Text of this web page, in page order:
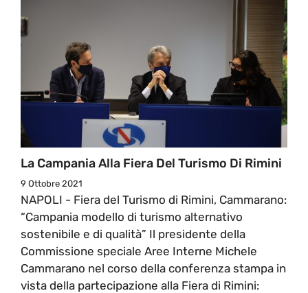
La Campania Alla Fiera Del Turismo Di Rimini
9 Ottobre 2021
NAPOLI - Fiera del Turismo di Rimini, Cammarano:
“Campania modello di turismo alternativo
sostenibile e di qualità” Il presidente della
Commissione speciale Aree Interne Michele
Cammarano nel corso della conferenza stampa in
vista della partecipazione alla Fiera di Rimini: